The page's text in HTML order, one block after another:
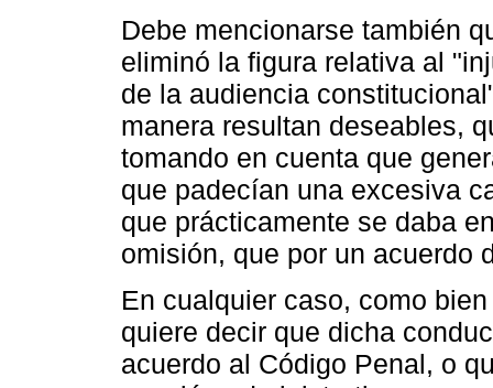
Debe mencionarse también
eliminó la figura relativa al
de la audiencia
manera resultan deseables,
tomando en cuenta que
que padecían una excesiva
que prácticamente se daba
omisión, que por un acuerdo
En cualquier caso, como
quiere decir que dicha
acuerdo al Código Penal, o